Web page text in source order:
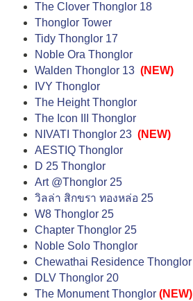
The Clover Thonglor 18
Thonglor Tower
Tidy Thonglor 17
Noble Ora Thonglor
Walden Thonglor 13 (NEW)
IVY Thonglor
The Height Thonglor
The Icon III Thonglor
NIVATI Thonglor 23 (NEW)
AESTIQ Thonglor
D 25 Thonglor
Art @Thonglor 25
วิลล่า สิกขรา ทองหล่อ 25
W8 Thonglor 25
Chapter Thonglor 25
Noble Solo Thonglor
Chewathai Residence Thonglor
DLV Thonglor 20
The Monument Thonglor (NEW)